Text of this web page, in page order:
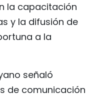
la capacitación
y la difusión de
a la
señaló
de comunicación